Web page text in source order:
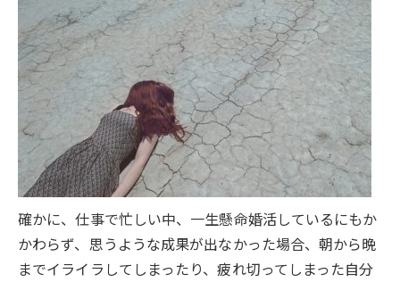
確かに、仕事で忙しい中、一生懸命婚活しているにもか
かわらず、思うような成果が出なかった場合、朝から晩
までイライラしてしまったり、疲れ切ってしまった自分